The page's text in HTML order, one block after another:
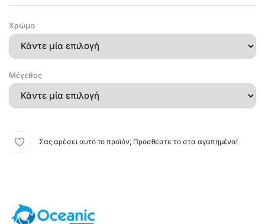
Χρώμα
Μέγεθος
Σας αρέσει αυτό το προϊόν; Προσθέστε το στα αγαπημένα!